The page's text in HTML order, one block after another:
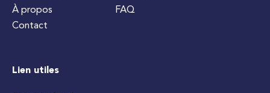
À propos
Contact
FAQ
Lien utiles